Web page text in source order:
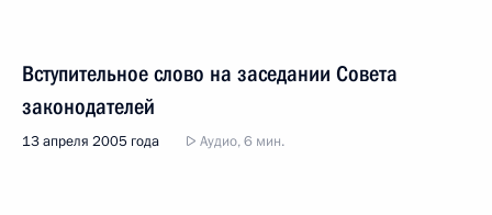
Вступительное слово на заседании Совета
законодателей
13 апреля 2005 года Аудио, 6 мин.